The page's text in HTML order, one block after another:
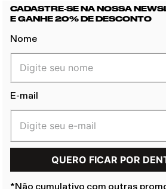
CADASTRE-SE NA NOSSA
E GANHE 20% DE DESCONTO
Nome
E-mail
*Não cumulativo com outras